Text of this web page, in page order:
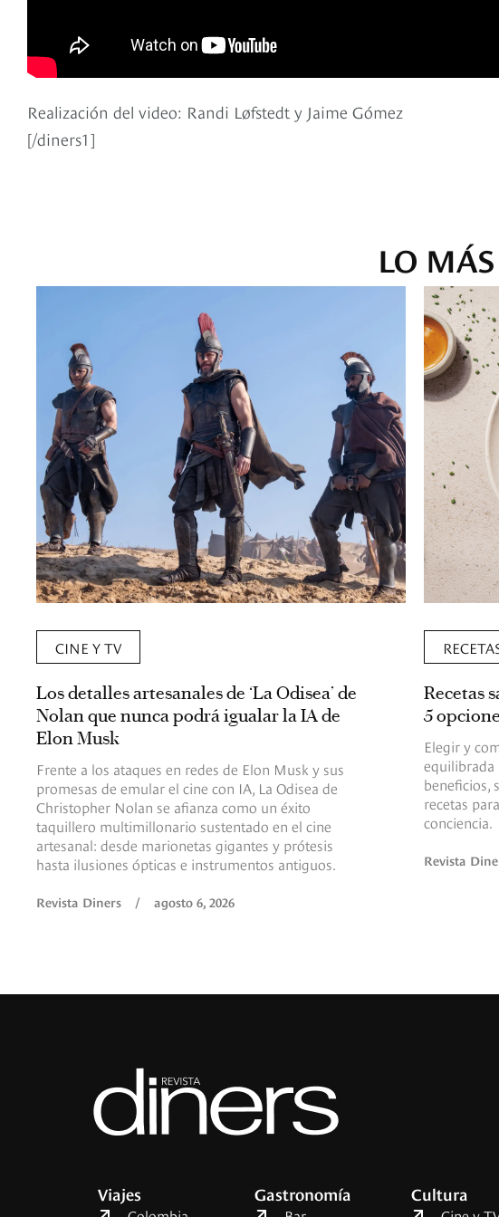
Realización del video: Randi Løfstedt y Jaime Gómez
[/diners1]
LO
CINE Y TV
Los detalles artesanales de ‘La Odisea’ de
Nolan que nunca podrá igualar la IA de
Elon Musk
Frente a los ataques en redes de Elon Musk y sus
promesas de emular el cine con IA, La Odisea de
Christopher Nolan se afianza como un éxito
taquillero multimillonario sustentado en el cine
artesanal: desde marionetas gigantes y prótesis
hasta ilusiones ópticas e instrumentos antiguos.
Revista Diners / agosto 6, 2026
Recetas
5
Elegir y
equilibrada
beneficios,
recetas
conciencia.
Revista
Viajes Gastronomía Cultura